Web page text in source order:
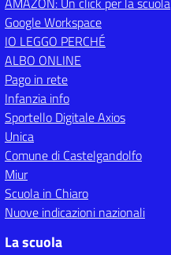
Google Workspace
IO LEGGO PERCHÉ
ALBO ONLINE
Pago in rete
Infanzia info
Sportello Digitale Axios
Unica
Comune di Castelgandolfo
Miur
Scuola in Chiaro
Nuove indicazioni nazionali
La scuola